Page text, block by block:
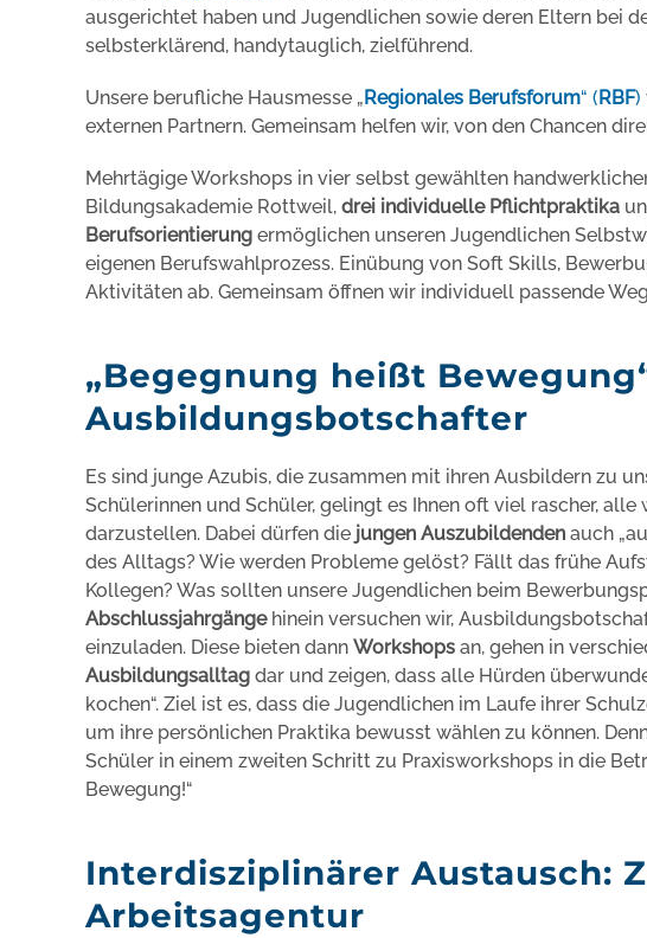
ausgerichtet haben und Jugendlichen sowie deren Eltern bei
selbsterklärend, handytauglich, zielführend.
Unsere berufliche Hausmesse „ Regionales Berufsforum“ ( RBF)
externen Partnern. Gemeinsam helfen wir, von den Chancen
Mehrtägige Workshops in vier selbst gewählten
Bildungsakademie Rottweil, drei individuelle Pflichtpraktika
Berufsorientierung ermöglichen unseren Jugendlichen
eigenen Berufswahlprozess. Einübung von Soft Skills,
Aktivitäten ab. Gemeinsam öffnen wir individuell passende
„Begegnung heißt
Ausbildungsbotschafter
Es sind junge Azubis, die zusammen mit ihren Ausbildern zu
Schülerinnen und Schüler, gelingt es Ihnen oft viel rascher,
darzustellen. Dabei dürfen die jungen Auszubildenden auch
des Alltags? Wie werden Probleme gelöst? Fällt das frühe
Kollegen? Was sollten unsere Jugendlichen beim
Abschlussjahrgänge hinein versuchen wir,
einzuladen. Diese bieten dann Workshops an, gehen in
Ausbildungsalltag dar und zeigen, dass alle Hürden
kochen“. Ziel ist es, dass die Jugendlichen im Laufe ihrer
um ihre persönlichen Praktika bewusst wählen zu können.
Schüler in einem zweiten Schritt zu Praxisworkshops in die
Bewegung!“
Interdisziplinärer Austausch:
Arbeitsagentur